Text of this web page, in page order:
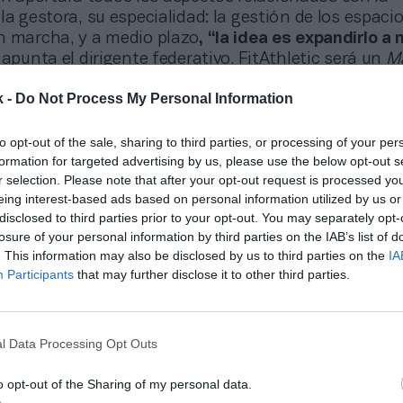
- Do Not Process My Personal Information
opt-out of the sale, sharing to third parties, or processing of your
for targeted advertising by us, please use the below opt-out
selection. Please note that after your opt-out request is processed
interest-based ads based on personal information utilized by us
to third parties prior to your opt-out. You may separately
of your personal information by third parties on the IAB’s list of
This information may also be disclosed by us to third parties on the
Participants that may further disclose it to other third parties.
Data Processing Opt Outs
opt-out of the Sharing of my personal data.
gestora, su especialidad: la gestión de los
marcha, y a medio plazo, “la idea es expandirlo a
apunta el dirigente federativo. FitAthletic será un
tenemos muy poca
y queremos liderar
consonancia con los planes de Chapado para el
tenemos muy poca innovación deportiva, y
programa no será el único que se estrene
lanzado la primera fase de